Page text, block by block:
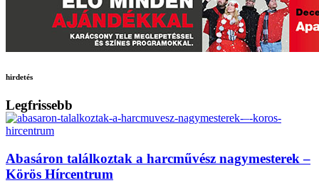
hirdetés
Legfrissebb
Abasáron találkoztak a harcművész nagymesterek –
Körös Hírcentrum